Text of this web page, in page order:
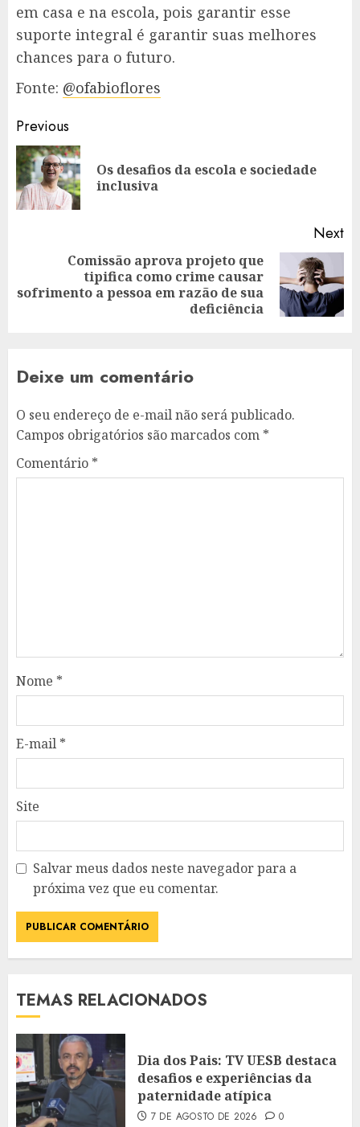
em casa e na escola, pois garantir esse
suporte integral é garantir suas melhores
chances para o futuro.
Fonte: @ofabioflores
Post
navigation
Previous
Os desafios da escola e sociedade
inclusiva
Next
post:
Comissão aprova projeto que
tipifica como crime causar
sofrimento a pessoa em razão de sua
deficiência
Deixe um comentário
O seu endereço de e-mail não será publicado.
Campos obrigatórios são marcados com *
Comentário *
Nome *
E-mail *
Site
Salvar meus dados neste navegador para a
próxima vez que eu comentar.
TEMAS RELACIONADOS
Dia dos Pais: TV UESB destaca
desafios e experiências da
paternidade atípica
7 DE AGOSTO DE 2026 0